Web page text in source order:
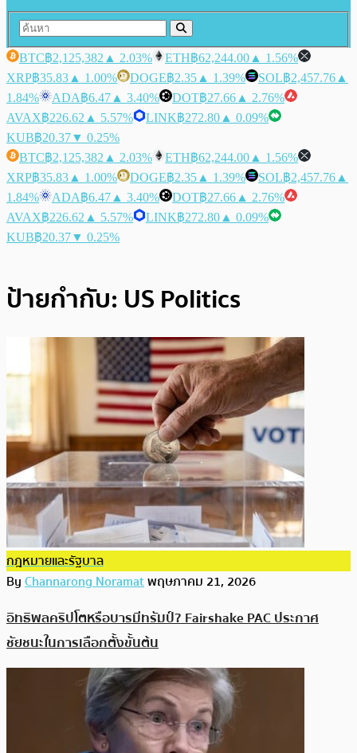
BTC฿2,125,382 ▲ 2.03% ETH฿62,244.00 ▲ 1.56%
XRP฿35.83 ▲ 1.00% DOGE฿2.35 ▲ 1.39% SOL฿2,457.76 ▲
1.84%
ADA฿6.47 ▲ 3.40% DOT฿27.66 ▲ 2.76%
AVAX฿226.62 ▲ 5.57% LINK฿272.80 ▲ 0.09%
KUB฿20.37▼ 0.25%
BTC฿2,125,382 ▲ 2.03% ETH฿62,244.00 ▲ 1.56%
XRP฿35.83 ▲ 1.00% DOGE฿2.35 ▲ 1.39% SOL฿2,457.76 ▲
1.84%
ADA฿6.47 ▲ 3.40% DOT฿27.66 ▲ 2.76%
AVAX฿226.62 ▲ 5.57% LINK฿272.80 ▲ 0.09%
KUB฿20.37▼ 0.25%
ป้ายกำกับ: US Politics
กฎหมายและรัฐบาล
ByChannarong Noramatพฤษภาคม 21, 2026
อิทธิพลคริปโตหรือบารมีทรัมป์? Fairshake PAC ประกาศ
ชัยชนะในการเลือกตั้งขั้นต้น